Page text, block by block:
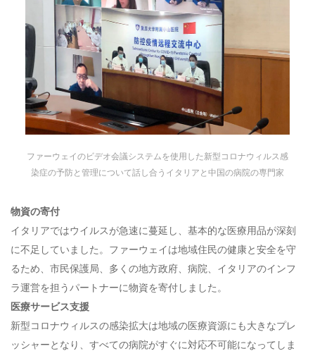
ファーウェイのビデオ会議システムを使用した新型コロナウィルス感
染症の予防と管理について話し合うイタリアと中国の病院の専門家
物資の寄付
イタリアではウイルスが急速に蔓延し、基本的な医療用品が深刻
に不足していました。ファーウェイは地域住民の健康と安全を守
るため、市民保護局、多くの地方政府、病院、イタリアのインフ
ラ運営を担うパートナーに物資を寄付しました。
医療サービス支援
新型コロナウィルスの感染拡大は地域の医療資源にも大きなプレ
ッシャーとなり、すべての病院がすぐに対応不可能になってしま